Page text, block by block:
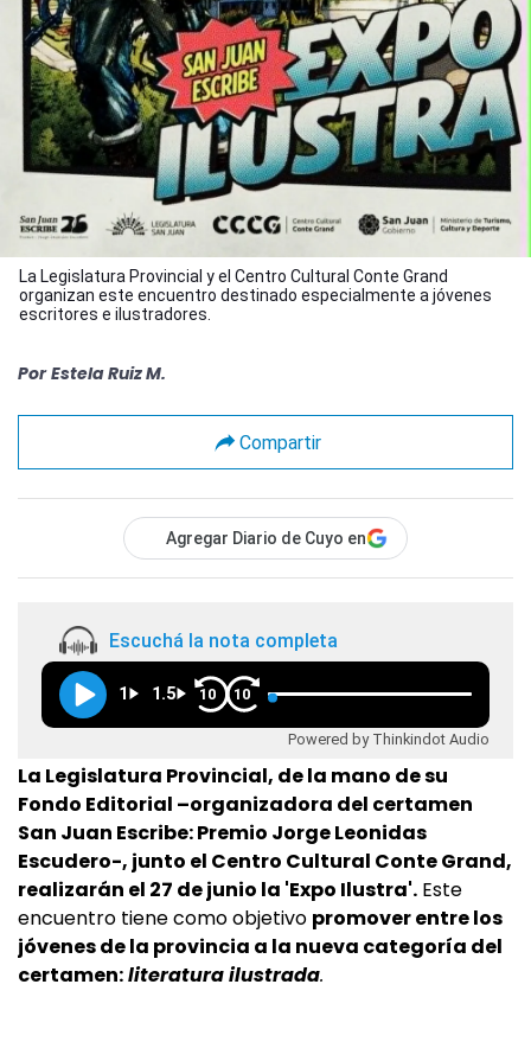
La Legislatura Provincial y el Centro Cultural Conte Grand
organizan este encuentro destinado especialmente a jóvenes
escritores e ilustradores.
Por Estela Ruiz M.
Compartir
Agregar Diario de Cuyo en
Escuchá la nota completa
1 1.5 10 10
Powered by Thinkindot Audio
La Legislatura Provincial, de la mano de su
Fondo Editorial –organizadora del certamen
San Juan Escribe: Premio Jorge Leonidas
Escudero-, junto el Centro Cultural Conte Grand,
realizarán el 27 de junio la 'Expo Ilustra'. Este
encuentro tiene como objetivo promover entre los
jóvenes de la provincia a la nueva categoría del
certamen:literatura ilustrada.